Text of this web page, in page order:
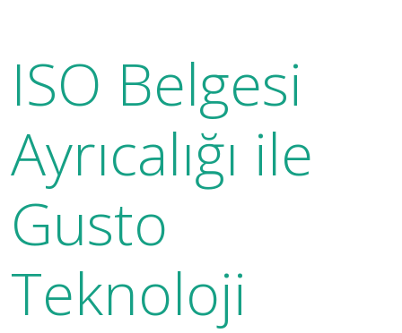
ISO Belgesi
Ayrıcalığı ile
Gusto
Teknoloji